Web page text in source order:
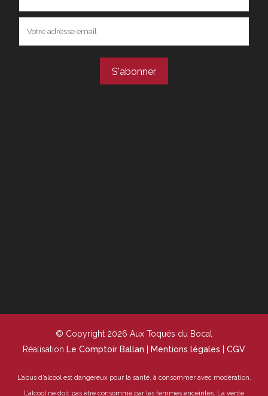
© Copyright 2026 Aux Toqués du Bocal
Réalisation Le Comptoir Ballan Mentions légales CGV
L’abus d’alcool est dangereux pour la santé, à consommer avec modération.
L’alcool ne doit pas être consommé par les femmes enceintes. La vente